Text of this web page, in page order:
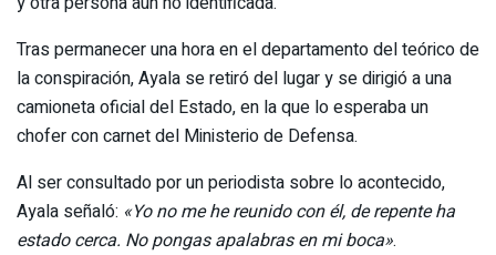
Tras permanecer una hora en el departamento del teórico de
la conspiración, Ayala se retiró del lugar y se dirigió a una
camioneta oficial del Estado, en la que lo esperaba un
chofer con carnet del Ministerio de Defensa.
Al ser consultado por un periodista sobre lo acontecido,
Ayala señaló: «Yo no me he reunido con él, de repente ha
estado cerca. No pongas apalabras en mi boca».